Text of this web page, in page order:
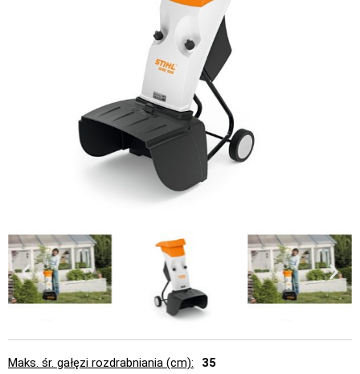
Maks. śr. gałęzi rozdrabniania (cm)
35